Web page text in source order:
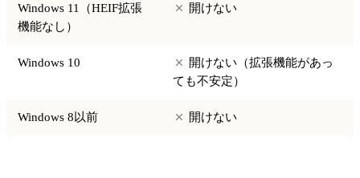
Windows 11（HEIF拡張
機能なし）
開けない
Windows 10
開けない（拡張機能があっ
ても不安定）
Windows 8以前 開けない